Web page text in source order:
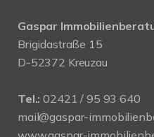
Gaspar
Brigidastraße 15
D-52372 Kreuzau
Tel.: 02421 / 95 93 640
mail@gaspar-